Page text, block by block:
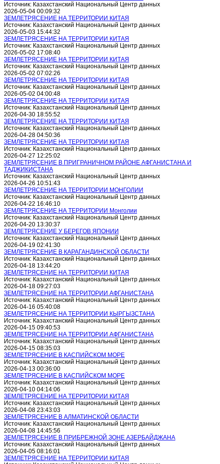
Источник: Казахстанский Национальный Центр данных
2026-05-04 00:09:32
ЗЕМЛЕТРЯСЕНИЕ НА ТЕРРИТОРИИ КИТАЯ
Источник: Казахстанский Национальный Центр данных
2026-05-03 15:44:32
ЗЕМЛЕТРЯСЕНИЕ НА ТЕРРИТОРИИ КИТАЯ
Источник: Казахстанский Национальный Центр данных
2026-05-02 17:08:40
ЗЕМЛЕТРЯСЕНИЕ НА ТЕРРИТОРИИ КИТАЯ
Источник: Казахстанский Национальный Центр данных
2026-05-02 07:02:26
ЗЕМЛЕТРЯСЕНИЕ НА ТЕРРИТОРИИ КИТАЯ
Источник: Казахстанский Национальный Центр данных
2026-05-02 04:00:48
ЗЕМЛЕТРЯСЕНИЕ НА ТЕРРИТОРИИ КИТАЯ
Источник: Казахстанский Национальный Центр данных
2026-04-30 18:55:52
ЗЕМЛЕТРЯСЕНИЕ НА ТЕРРИТОРИИ КИТАЯ
Источник: Казахстанский Национальный Центр данных
2026-04-28 04:50:36
ЗЕМЛЕТРЯСЕНИЕ НА ТЕРРИТОРИИ КИТАЯ
Источник: Казахстанский Национальный Центр данных
2026-04-27 12:25:02
ЗЕМЛЕТРЯСЕНИЕ В ПРИГРАНИЧНОМ РАЙОНЕ АФГАНИСТАНА И
ТАДЖИКИСТАНА
Источник: Казахстанский Национальный Центр данных
2026-04-26 10:51:43
ЗЕМЛЕТРЯСЕНИЕ НА ТЕРРИТОРИИ МОНГОЛИИ
Источник: Казахстанский Национальный Центр данных
2026-04-22 16:46:10
ЗЕМЛЕТРЯСЕНИЕ НА ТЕРРИТОРИИ Монголии
Источник: Казахстанский Национальный Центр данных
2026-04-20 13:30:37
ЗЕМЛЕТРЯСЕНИЕ У БЕРЕГОВ ЯПОНИИ
Источник: Казахстанский Национальный Центр данных
2026-04-19 02:41:30
ЗЕМЛЕТРЯСЕНИЕ В КАРАГАНДИНСКОЙ ОБЛАСТИ
Источник: Казахстанский Национальный Центр данных
2026-04-18 13:44:20
ЗЕМЛЕТРЯСЕНИЕ НА ТЕРРИТОРИИ КИТАЯ
Источник: Казахстанский Национальный Центр данных
2026-04-18 09:27:03
ЗЕМЛЕТРЯСЕНИЕ НА ТЕРРИТОРИИ АФГАНИСТАНА
Источник: Казахстанский Национальный Центр данных
2026-04-16 05:40:08
ЗЕМЛЕТРЯСЕНИЕ НА ТЕРРИТОРИИ КЫРГЫЗСТАНА
Источник: Казахстанский Национальный Центр данных
2026-04-15 09:40:53
ЗЕМЛЕТРЯСЕНИЕ НА ТЕРРИТОРИИ АФГАНИСТАНА
Источник: Казахстанский Национальный Центр данных
2026-04-15 08:35:03
ЗЕМЛЕТРЯСЕНИЕ В КАСПИЙСКОМ МОРЕ
Источник: Казахстанский Национальный Центр данных
2026-04-13 00:36:00
ЗЕМЛЕТРЯСЕНИЕ В КАСПИЙСКОМ МОРЕ
Источник: Казахстанский Национальный Центр данных
2026-04-10 04:14:06
ЗЕМЛЕТРЯСЕНИЕ НА ТЕРРИТОРИИ КИТАЯ
Источник: Казахстанский Национальный Центр данных
2026-04-08 23:43:03
ЗЕМЛЕТРЯСЕНИЕ В АЛМАТИНСКОЙ ОБЛАСТИ
Источник: Казахстанский Национальный Центр данных
2026-04-08 14:45:56
ЗЕМЛЕТРЯСЕНИЕ В ПРИБРЕЖНОЙ ЗОНЕ АЗЕРБАЙДЖАНА
Источник: Казахстанский Национальный Центр данных
2026-04-05 08:16:01
ЗЕМЛЕТРЯСЕНИЕ НА ТЕРРИТОРИИ КИТАЯ